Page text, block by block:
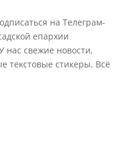
на Телеграм-
епархии
нас свежие новости,
текстовые стикеры. Всё